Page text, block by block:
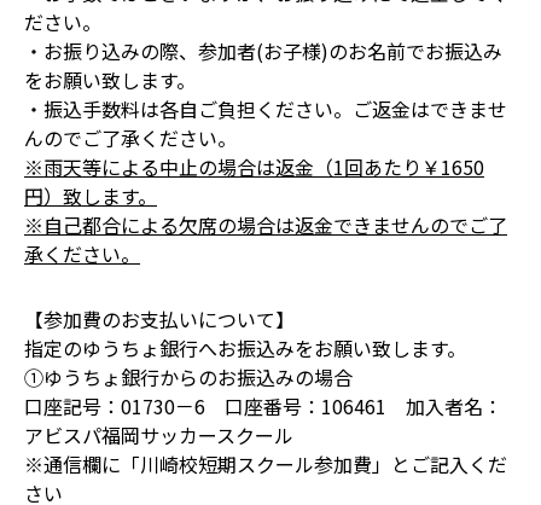
ださい。
・お振り込みの際、参加者(お子様)のお名前でお振込み
をお願い致します。
・振込手数料は各自ご負担ください。ご返金はできませ
んのでご了承ください。
※雨天等による中止の場合は返金（1回あたり￥1650
円）致します。
※自己都合による欠席の場合は返金できませんのでご了
承ください。
【参加費のお支払いについて】
指定のゆうちょ銀行へお振込みをお願い致します。
①ゆうちょ銀行からのお振込みの場合
口座記号：01730－6 口座番号：106461 加入者名：
アビスパ福岡サッカースクール
※通信欄に「川崎校短期スクール参加費」とご記入くだ
さい